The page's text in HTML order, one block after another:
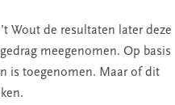
Wout de resultaten later deze
meegenomen. Op basis
is toegenomen. Maar of dit